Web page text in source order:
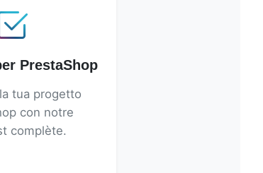
PrestaShop
tua progetto
con notre
complète.